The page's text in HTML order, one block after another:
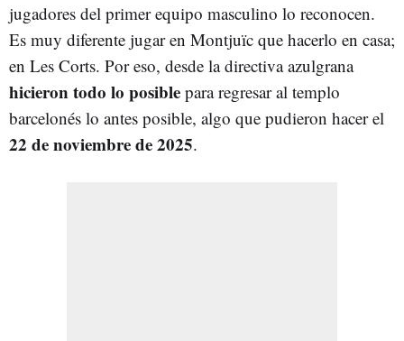
jugadores del primer equipo masculino lo reconocen.
Es muy diferente jugar en Montjuïc que hacerlo en casa;
en Les Corts. Por eso, desde la directiva azulgrana
hicieron todo lo posible para regresar al templo
barcelonés lo antes posible, algo que pudieron hacer el
22 de noviembre de 2025.